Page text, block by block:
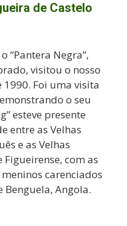
de Castelo
“Pantera Negra”,
visitou o nosso
1990. Foi uma visita
o seu
esteve presente
entre as Velhas
e as Velhas
com as
carenciados
Benguela, Angola.